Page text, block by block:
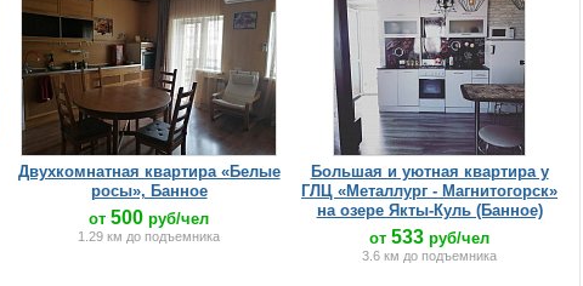
Двухкомнатная квартира «Белые
росы», Банное
от 500 руб/чел
1.29 км до подъемника
Большая и уютная квартира у
ГЛЦ «Металлург - Магнитогорск»
на озере Якты-Куль (Банное)
от 533 руб/чел
3.6 км до подъемника